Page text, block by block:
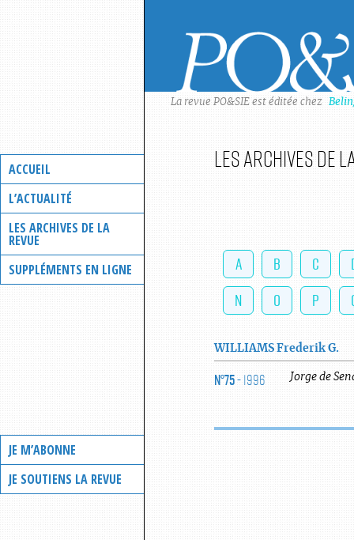
ACCUEIL
L’ACTUALITÉ
LES ARCHIVES DE LA
REVUE
SUPPLÉMENTS EN LIGNE
JE M’ABONNE
JE SOUTIENS LA REVUE
La revue PO&SIE est éditée chez
Les archives de
A B C
N
O P
WILLIAMS Frederik G.
N°75- 1996 Jorge de